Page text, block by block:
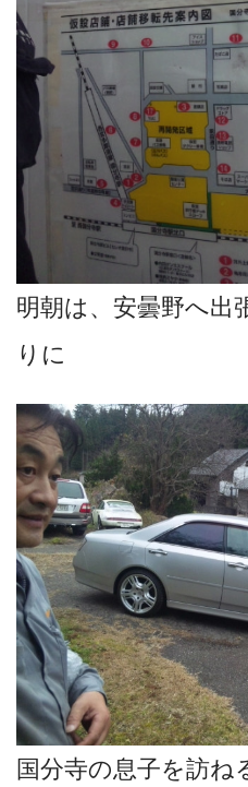
明朝は、安曇野へ
りに
国分寺の息子を訪ね